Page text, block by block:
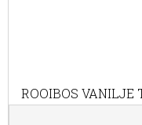
ROOIBOS VANILJE